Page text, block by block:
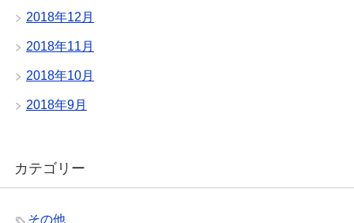
2018年12月
2018年11月
2018年10月
2018年9月
カテゴリー
その他